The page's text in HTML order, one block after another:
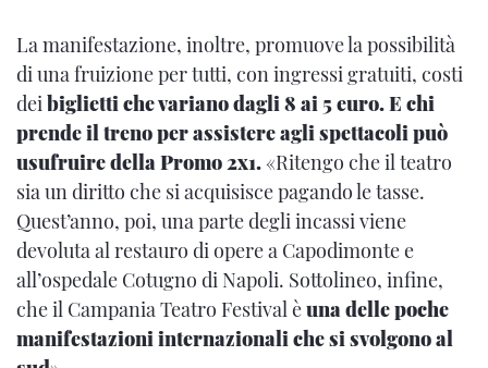
La manifestazione, inoltre, promuove la possibilità
di una fruizione per tutti, con ingressi gratuiti, costi
deibiglietti che variano dagli 8 ai 5 euro. E chi
prende il treno per assistere agli spettacoli può
usufruire della Promo 2x1.«Ritengo che il teatro
sia un diritto che si acquisisce pagando le tasse.
Quest’anno, poi, una parte degli incassi viene
devoluta al restauro di opere a Capodimonte e
all’ospedale Cotugno di Napoli. Sottolineo, infine,
che il Campania Teatro Festival èuna delle poche
manifestazioni internazionali che si svolgono al